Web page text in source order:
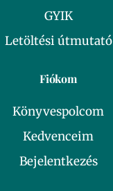
GYIK
Letöltési útmutató
Fiókom
Könyvespolcom
Kedvenceim
Bejelentkezés